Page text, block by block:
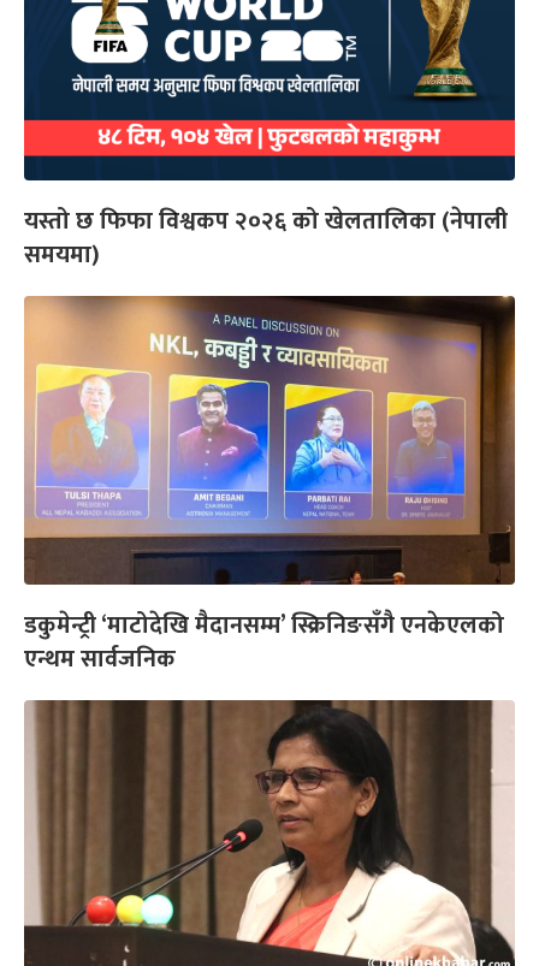
यस्तो छ फिफा विश्वकप २०२६ को खेलतालिका (नेपाली
समयमा)
डकुमेन्ट्री ‘माटोदेखि मैदानसम्म’ स्क्रिनिङसँगै एनकेएलको
एन्थम सार्वजनिक